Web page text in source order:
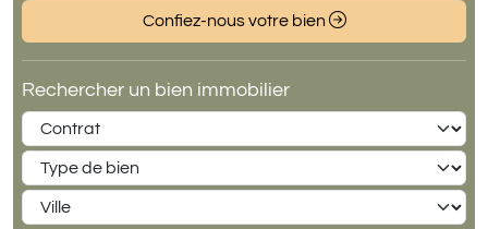
Confiez-nous votre bien
Rechercher un bien immobilier
Contrat
Type de bien
Ville